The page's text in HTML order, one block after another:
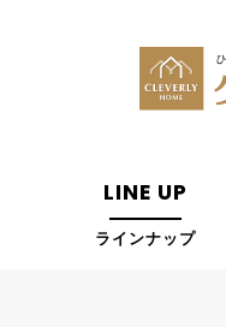
LINE UP
ラインナップ